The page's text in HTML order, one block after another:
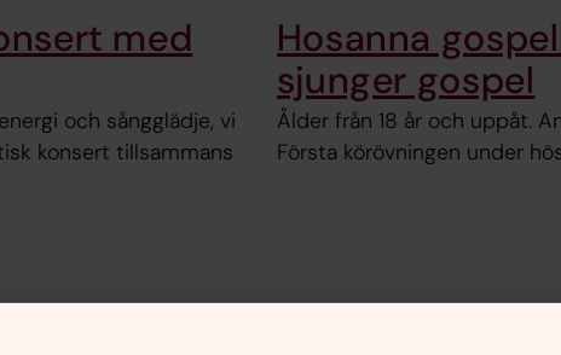
med
och sångglädje, vi
konsert tillsammans
Hosanna
sjunger gospel
Ålder från 18 år och uppåt.
Första körövningen under